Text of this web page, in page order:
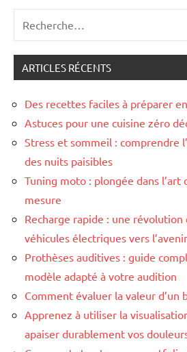
:
ARTICLES RÉCENTS
Des recettes faciles à préparer
Astuces pour une cuisine zéro
Stress et sommeil : comprendre
des nuits paisibles
Tuning moto : plongée dans l’art
mesure
Recharge rapide : une révolution
véhicules électriques vers l’avenir
Prothèses auditives : guide
modèle adapté à votre audition
Comment évaluer la valeur d’un
Apprenez à utiliser la
apaiser durablement vos